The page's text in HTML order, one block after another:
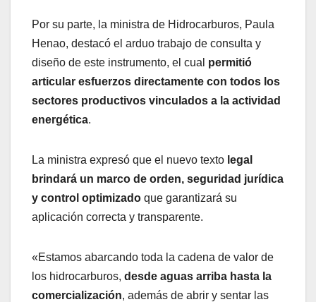
Por su parte, la ministra de Hidrocarburos, Paula
Henao, destacó el arduo trabajo de consulta y
diseño de este instrumento, el cual permitió
articular esfuerzos directamente con todos los
sectores productivos vinculados a la actividad
energética.
La ministra expresó que el nuevo texto legal
brindará un marco de orden, seguridad jurídica
y control optimizado que garantizará su
aplicación correcta y transparente.
«Estamos abarcando toda la cadena de valor de
los hidrocarburos, desde aguas arriba hasta la
comercialización, además de abrir y sentar las